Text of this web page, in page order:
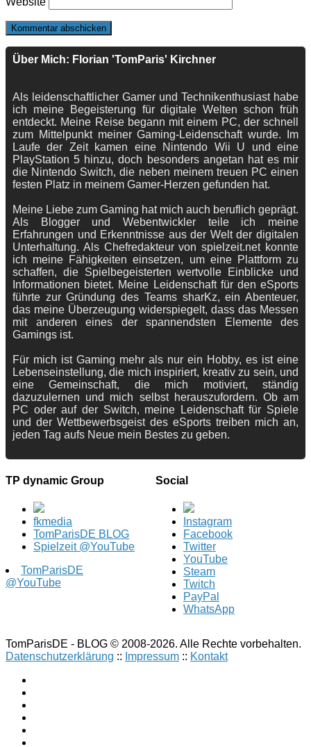
Über Mich: Florian 'TomParis' Kirchner
Als leidenschaftlicher Gamer und Technikenthusiast habe
ich meine Begeisterung für digitale Welten schon früh
entdeckt. Meine Reise begann mit einem PC, der schnell
zum Mittelpunkt meiner Gaming-Leidenschaft wurde. Im
Laufe der Zeit kamen eine Nintendo Wii U und eine
PlayStation 5 hinzu, doch besonders angetan hat es mir
die Nintendo Switch, die neben meinem treuen PC einen
festen Platz in meinem Gamer-Herzen gefunden hat.
Meine Liebe zum Gaming hat mich auch beruflich geprägt.
Als Blogger und Webentwickler teile ich meine
Erfahrungen und Erkenntnisse aus der Welt der digitalen
Unterhaltung. Als Chefredakteur von spielzeit.net konnte
ich meine Fähigkeiten einsetzen, um eine Plattform zu
schaffen, die Spielbegeisterten wertvolle Einblicke und
Informationen bietet. Meine Leidenschaft für den eSports
führte zur Gründung des Teams sharKz, ein Abenteuer,
das meine Überzeugung widerspiegelt, dass das Messen
mit anderen eines der spannendsten Elemente des
Gamings ist.
Für mich ist Gaming mehr als nur ein Hobby, es ist eine
Lebenseinstellung, die mich inspiriert, kreativ zu sein, und
eine Gemeinschaft, die mich motiviert, ständig
dazuzulernen und mich selbst herauszufordern. Ob am
PC oder auf der Switch, meine Leidenschaft für Spiele
und der Wettbewerbsgeist des eSports treiben mich an,
jeden Tag aufs Neue mein Bestes zu geben.
TP dynamic Group
fkmedia
TomParisDE BLOG
Spielzeit @YouTube
TomParisDE
@YouTube
Social
Instagram
Facebook
Twitter
YouTube
Steam
Twitch
PayPal
WhatsApp
TomParisDE - BLOG © 2008-2026. Alle Rechte vorbehalten.
Datenschutzerklärung :: Impressum :: Kontakt